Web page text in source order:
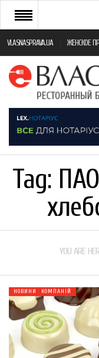
VLASNASPRAVA.UA ЖЕНСКОЕ
НОВИНИ РЕСТОРАННОГО
ЯК ВІДКРИТИ ТА УСПІШНО
МОНІТОРИНГ
ФРАНЧАЙЗИНГ
Tag:
YOU ARE
НОВИНИ КОМПАНІЙ